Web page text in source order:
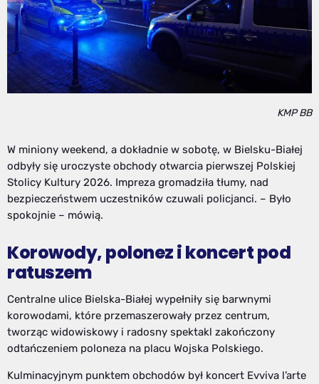
KMP BB
W miniony weekend, a dokładnie w sobotę, w Bielsku-Białej
odbyły się uroczyste obchody otwarcia pierwszej Polskiej
Stolicy Kultury 2026. Impreza gromadziła tłumy, nad
bezpieczeństwem uczestników czuwali policjanci. – Było
spokojnie – mówią.
Korowody, polonez i koncert pod
ratuszem
Centralne ulice Bielska-Białej wypełniły się barwnymi
korowodami, które przemaszerowały przez centrum,
tworząc widowiskowy i radosny spektakl zakończony
odtańczeniem poloneza na placu Wojska Polskiego.
Kulminacyjnym punktem obchodów był koncert Evviva l’arte